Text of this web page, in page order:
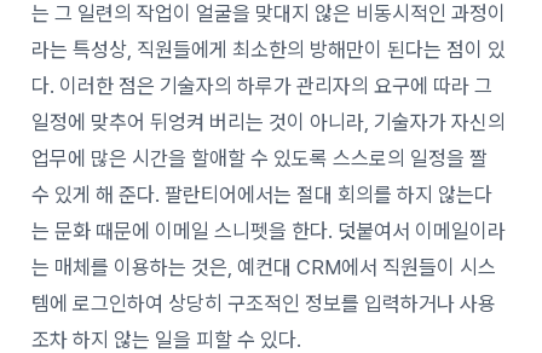
는 그 일련의 작업이 얼굴을 맞대지 않은 비동시적인 과정이
라는 특성상, 직원들에게 최소한의 방해만이 된다는 점이 있
다. 이러한 점은 기술자의 하루가 관리자의 요구에 따라 그
일정에 맞추어 뒤엉켜 버리는 것이 아니라, 기술자가 자신의
업무에 많은 시간을 할애할 수 있도록 스스로의 일정을 짤
수 있게 해 준다. 팔란티어에서는 절대 회의를 하지 않는다
는 문화 때문에 이메일 스니펫을 한다. 덧붙여서 이메일이라
는 매체를 이용하는 것은, 예컨대 CRM에서 직원들이 시스
템에 로그인하여 상당히 구조적인 정보를 입력하거나 사용
조차 하지 않는 일을 피할 수 있다.